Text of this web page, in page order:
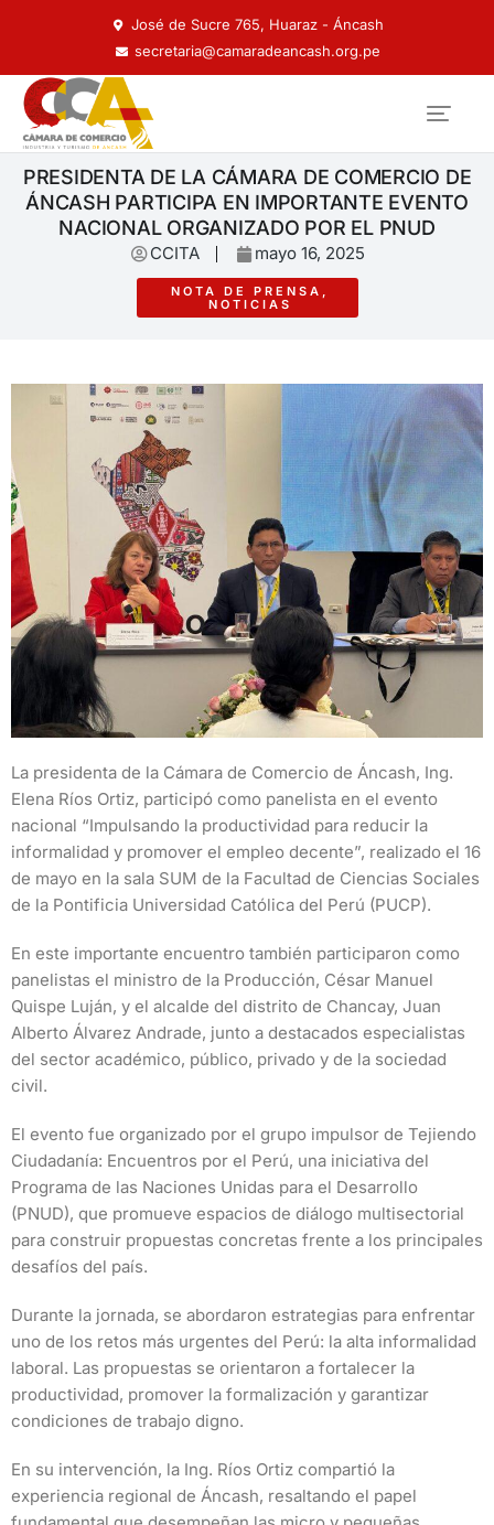
José de Sucre 765, Huaraz - Áncash
secretaria@camaradeancash.org.pe
PRESIDENTA DE LA CÁMARA DE COMERCIO DE
ÁNCASH PARTICIPA EN IMPORTANTE EVENTO
NACIONAL ORGANIZADO POR EL PNUD
CCITA mayo 16, 2025
NOTA DE PRENSA ,
NOTICIAS
La presidenta de la Cámara de Comercio de Áncash, Ing.
Elena Ríos Ortiz, participó como panelista en el evento
nacional “Impulsando la productividad para reducir la
informalidad y promover el empleo decente”, realizado el 16
de mayo en la sala SUM de la Facultad de Ciencias Sociales
de la Pontificia Universidad Católica del Perú (PUCP).
En este importante encuentro también participaron como
panelistas el ministro de la Producción, César Manuel
Quispe Luján, y el alcalde del distrito de Chancay, Juan
Alberto Álvarez Andrade, junto a destacados especialistas
del sector académico, público, privado y de la sociedad
civil.
El evento fue organizado por el grupo impulsor de Tejiendo
Ciudadanía: Encuentros por el Perú, una iniciativa del
Programa de las Naciones Unidas para el Desarrollo
(PNUD), que promueve espacios de diálogo multisectorial
para construir propuestas concretas frente a los principales
desafíos del país.
Durante la jornada, se abordaron estrategias para enfrentar
uno de los retos más urgentes del Perú: la alta informalidad
laboral. Las propuestas se orientaron a fortalecer la
productividad, promover la formalización y garantizar
condiciones de trabajo digno.
En su intervención, la Ing. Ríos Ortiz compartió la
experiencia regional de Áncash, resaltando el papel